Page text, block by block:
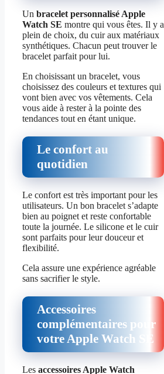
Un bracelet personnalisé Apple
Watch SE montre qui vous êtes. Il y a
plein de choix, du cuir aux matériaux
synthétiques. Chacun peut trouver le
bracelet parfait pour lui.
En choisissant un bracelet, vous
choisissez des couleurs et textures qui
vont bien avec vos vêtements. Cela
vous aide à rester à la pointe des
tendances tout en étant unique.
Le confort au
quotidien
Le confort est très important pour les
utilisateurs. Un bon bracelet s’adapte
bien au poignet et reste confortable
toute la journée. Le silicone et le cuir
sont parfaits pour leur douceur et
flexibilité.
Cela assure une expérience agréable
sans sacrifier le style.
Accessoires
complémentaires pour
votre Apple Watch SE
Les accessoires Apple Watch